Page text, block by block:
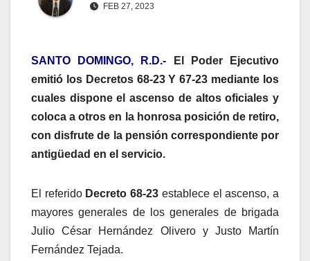
FEB 27, 2023
SANTO DOMINGO, R.D.-
El Poder Ejecutivo
emitió los Decretos 68-23 Y 67-23 mediante los
cuales dispone el ascenso de altos oficiales y
coloca a otros en la honrosa posición de retiro,
con disfrute de la pensión correspondiente por
antigüedad en el servicio.
El referido Decreto 68-23 establece el ascenso, a
mayores generales de los generales de brigada
Julio César Hernández Olivero y Justo Martín
Fernández Tejada.